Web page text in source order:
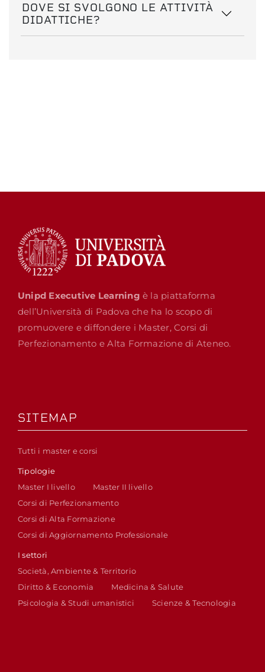
DOVE SI SVOLGONO LE ATTIVITÀ
DIDATTICHE?
Unipd Executive Learning è la piattaforma
dell’Università di Padova che ha lo scopo di
promuovere e diffondere i Master, Corsi di
Perfezionamento e Alta Formazione di Ateneo.
SITEMAP
Tutti i master e corsi
Tipologie
Master I livello
Master II livello
Corsi di Perfezionamento
Corsi di Alta Formazione
Corsi di Aggiornamento Professionale
I settori
Società, Ambiente & Territorio
Diritto & Economia
Medicina & Salute
Psicologia & Studi umanistici
Scienze & Tecnologia